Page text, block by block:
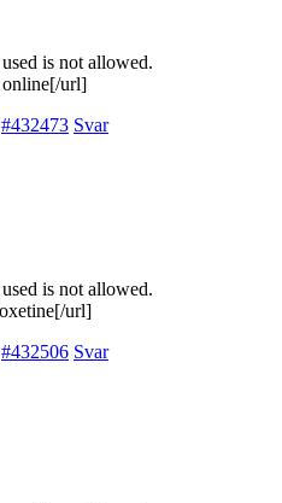
is not allowed.
online[/url]
#432473 Svar
is not allowed.
url]
#432506 Svar